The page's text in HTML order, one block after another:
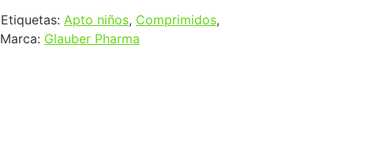
Etiquetas: Apto niños, Comprimidos,
Marca: Glauber Pharma